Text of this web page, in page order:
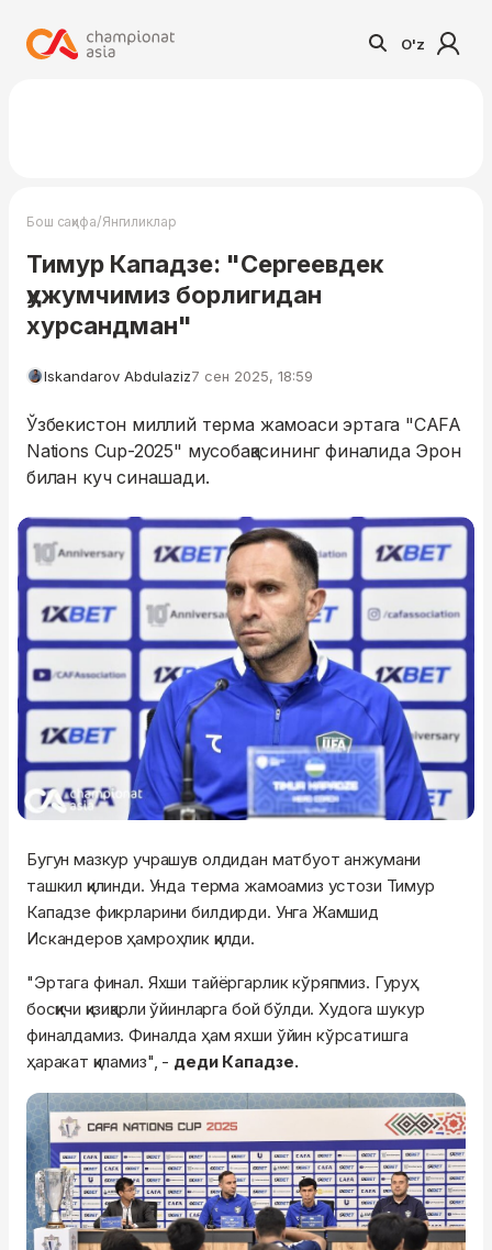
O'z
Бош саҳифа/Янгиликлар
Тимур Кападзе: "Сергеевдек
ҳужумчимиз борлигидан
хурсандман"
Iskandarov Abdulaziz7 сен 2025, 18:59
Ўзбекистон миллий терма жамоаси эртага "CAFA
Nations Cup-2025" мусобақасининг финалида Эрон
билан куч синашади.
Бугун мазкур учрашув олдидан матбуот анжумани
ташкил қилинди. Унда терма жамоамиз устози Тимур
Кападзе фикрларини билдирди. Унга Жамшид
Искандеров ҳамроҳлик қилди.
"Эртага финал. Яхши тайёргарлик кўряпмиз. Гуруҳ
босқичи қизиқарли ўйинларга бой бўлди. Худога шукур
финалдамиз. Финалда ҳам яхши ўйин кўрсатишга
ҳаракат қиламиз", - деди Кападзе.